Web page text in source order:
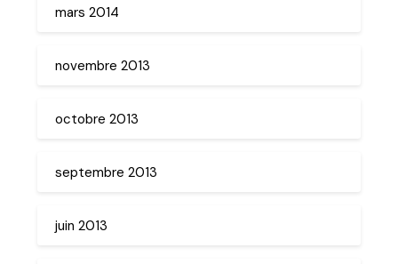
mars 2014
novembre 2013
octobre 2013
septembre 2013
juin 2013